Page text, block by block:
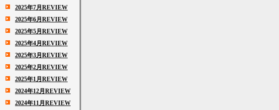
2025年7月REVIEW
2025年6月REVIEW
2025年5月REVIEW
2025年4月REVIEW
2025年3月REVIEW
2025年2月REVIEW
2025年1月REVIEW
2024年12月REVIEW
2024年11月REVIEW